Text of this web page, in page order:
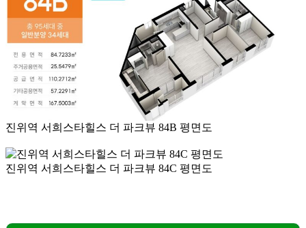
진위역 서희스타힐스 더 파크뷰 84B 평면도
진위역 서희스타힐스 더 파크뷰 84C 평면도